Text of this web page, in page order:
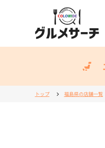
トップ 福島県の店舗一覧